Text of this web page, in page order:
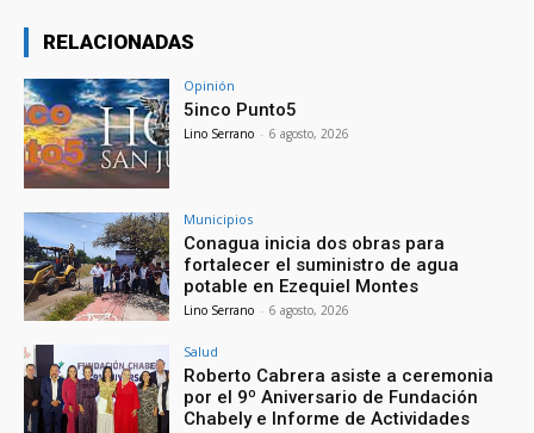
RELACIONADAS
Opinión
5inco Punto5
Lino Serrano - 6 agosto, 2026
Municipios
Conagua inicia dos obras para
fortalecer el suministro de agua
potable en Ezequiel Montes
Lino Serrano - 6 agosto, 2026
Salud
Roberto Cabrera asiste a ceremonia
por el 9º Aniversario de Fundación
Chabely e Informe de Actividades